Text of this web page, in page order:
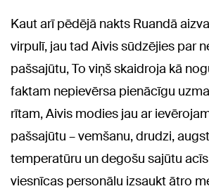
Kaut arī pēdējā nakts Ruandā
virpulī, jau tad Aivis sūdzējies par
pašsajūtu, To viņš skaidroja kā
faktam nepievērsa pienācīgu
rītam, Aivis modies jau ar
pašsajūtu – vemšanu, drudzi,
temperatūru un degošu sajūtu
viesnīcas personālu izsaukt ātro